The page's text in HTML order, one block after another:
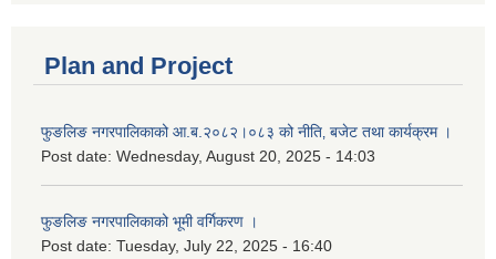
Plan and Project
फुङलिङ नगरपालिकाको आ.ब.२०८२।०८३ को नीति‚ बजेट तथा कार्यक्रम ।
Post date: Wednesday, August 20, 2025 - 14:03
फुङलिङ नगरपालिकाको भूमी वर्गिकरण ।
Post date: Tuesday, July 22, 2025 - 16:40